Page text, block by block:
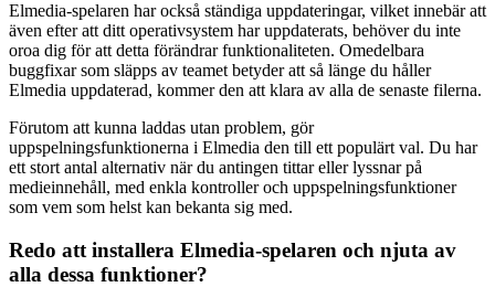
Elmedia-spelaren har också ständiga uppdateringar, vilket innebär att
även efter att ditt operativsystem har uppdaterats, behöver du inte
oroa dig för att detta förändrar funktionaliteten. Omedelbara
buggfixar som släpps av teamet betyder att så länge du håller
Elmedia uppdaterad, kommer den att klara av alla de senaste filerna.
Förutom att kunna laddas utan problem, gör
uppspelningsfunktionerna i Elmedia den till ett populärt val. Du har
ett stort antal alternativ när du antingen tittar eller lyssnar på
medieinnehåll, med enkla kontroller och uppspelningsfunktioner
som vem som helst kan bekanta sig med.
Redo att installera Elmedia-spelaren och njuta av
alla dessa funktioner?